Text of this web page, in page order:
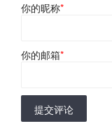
你的昵称*
你的邮箱*
提交评论